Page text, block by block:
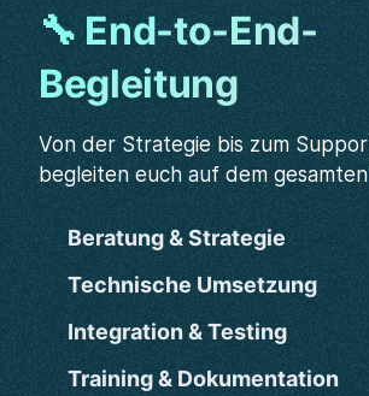
🔧 End-to-End-
Begleitung
Von der Strategie bis zum
begleiten euch auf dem
Beratung & Strategie
Technische Umsetzung
Integration & Testing
Training & Dokumentation